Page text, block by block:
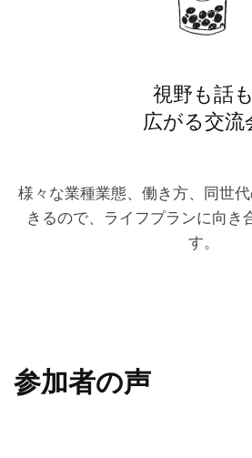
視野も話も
広がる交流
様々な業種業態、働き方、同世
きるので、ライフプランに向き
す。
参加者の声